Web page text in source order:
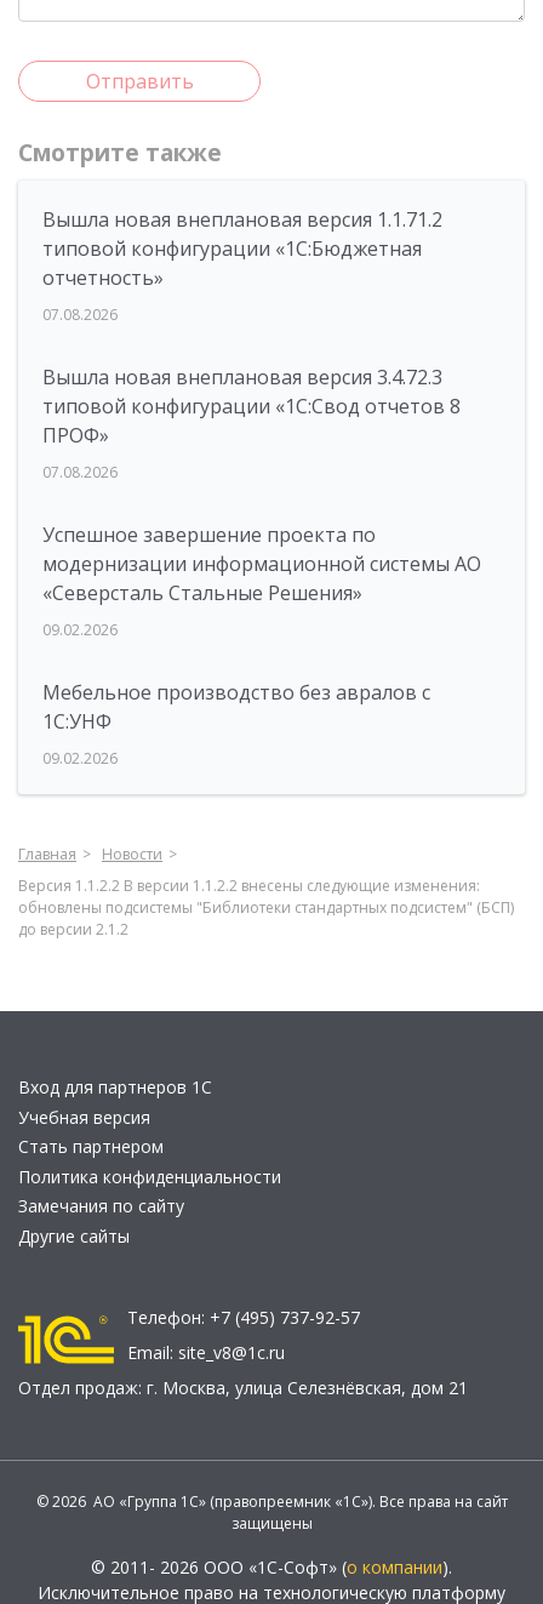
Отправить
Смотрите также
Вышла новая внеплановая версия 1.1.71.2
типовой конфигурации «1C:Бюджетная
отчетность»
07.08.2026
Вышла новая внеплановая версия 3.4.72.3
типовой конфигурации «1C:Свод отчетов 8
ПРОФ»
07.08.2026
Успешное завершение проекта по
модернизации информационной системы АО
«Северсталь Стальные Решения»
09.02.2026
Мебельное производство без авралов с
1С:УНФ
09.02.2026
Главная
Новости
Версия 1.1.2.2 В версии 1.1.2.2 внесены следующие изменения:
обновлены подсистемы "Библиотеки стандартных подсистем" (БСП)
до версии 2.1.2
Вход для партнеров 1С
Учебная версия
Стать партнером
Политика конфиденциальности
Замечания по сайту
Другие сайты
Телефон: +7 (495) 737-92-57
Email: site_v8@1c.ru
Отдел продаж: г. Москва, улица Селезнёвская, дом 21
© 2026 АО «Группа 1С» (правопреемник «1С»). Все права на сайт
защищены
© 2011- 2026 ООО «1С-Софт» (о компании).
Исключительное право на технологическую платформу